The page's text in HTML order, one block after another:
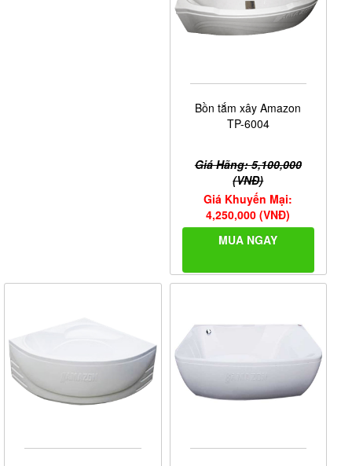
Bồn tắm xây Amazon
TP-6004
Giá Hãng: 5,100,000
(VNĐ)
Giá Khuyến Mại:
4,250,000 (VNĐ)
MUA NGAY